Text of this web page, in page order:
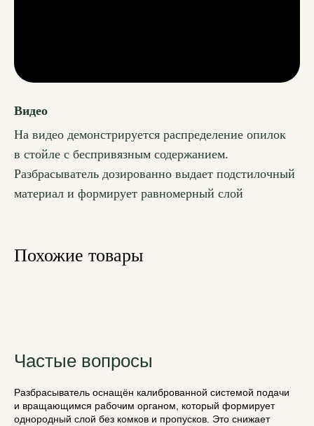
Видео
На видео демонстрируется распределение опилок
в стойле с беспривязным содержанием.
Разбрасыватель дозированно выдает подстилочный
материал и формирует равномерный слой
Похожие товары
Частые вопросы
Разбрасыватель оснащён калиброванной системой подачи
и вращающимся рабочим органом, который формирует
однородный слой без комков и пропусков. Это снижает